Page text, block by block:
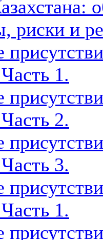
риски и
1.
2.
3.
1.